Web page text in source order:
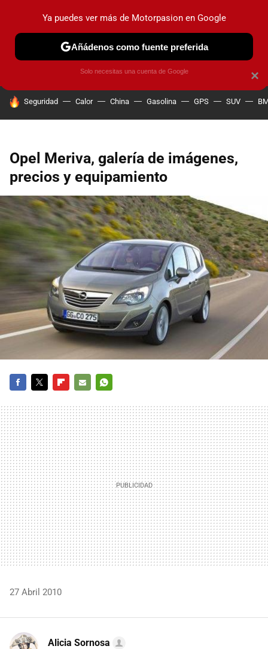
PRUEBAS COCHES ELÉCTRICOS OBSERVATORIO
HOY SE HABLA DE
Seguridad Calor China Gasolina GPS SUV
Opel Meriva, galería de imágenes,
precios y equipamiento
MAIL
27 Abril 2010
Alicia Sornosa
×
Ya puedes ver más de Motorpasion en Google
Añádenos como fuente preferida
Solo necesitas una cuenta de Google